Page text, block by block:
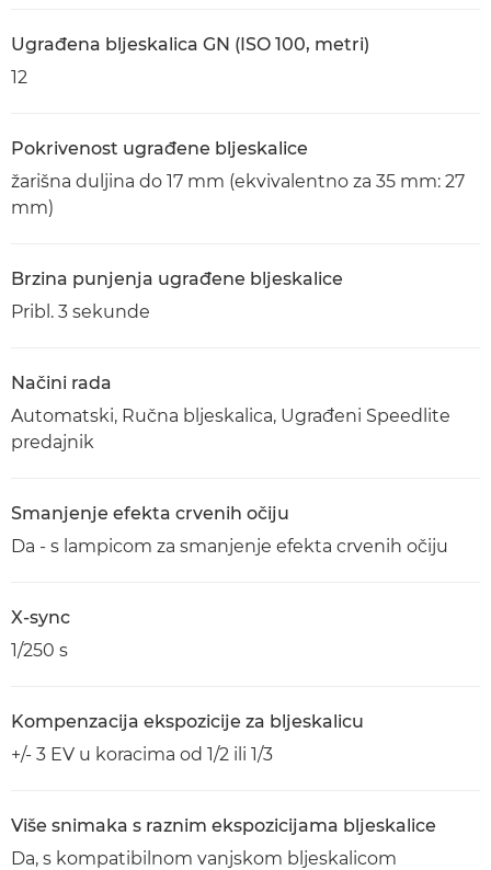
Ugrađena bljeskalica GN (ISO 100, metri)
12
Pokrivenost ugrađene bljeskalice
žarišna duljina do 17 mm (ekvivalentno za 35 mm: 27
mm)
Brzina punjenja ugrađene bljeskalice
Pribl. 3 sekunde
Načini rada
Automatski, Ručna bljeskalica, Ugrađeni Speedlite
predajnik
Smanjenje efekta crvenih očiju
Da - s lampicom za smanjenje efekta crvenih očiju
X-sync
1/250 s
Kompenzacija ekspozicije za bljeskalicu
+/- 3 EV u koracima od 1/2 ili 1/3
Više snimaka s raznim ekspozicijama bljeskalice
Da, s kompatibilnom vanjskom bljeskalicom